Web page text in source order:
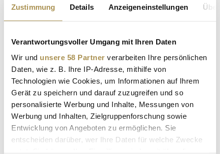
Zustimmung Details Anzeigeneinstellungen
Verantwortungsvoller Umgang mit Ihren Daten
Wir und unsere 58 Partner verarbeiten Ihre persönlichen
Daten, wie z. B. Ihre IP-Adresse, mithilfe von
Technologien wie Cookies, um Informationen auf Ihrem
Gerät zu speichern und darauf zuzugreifen und so
personalisierte Werbung und Inhalte, Messungen von
Werbung und Inhalten, Zielgruppenforschung sowie
Entwicklung von Angeboten zu ermöglichen. Sie
entscheiden darüber, wer Ihre Daten für welche Zwecke